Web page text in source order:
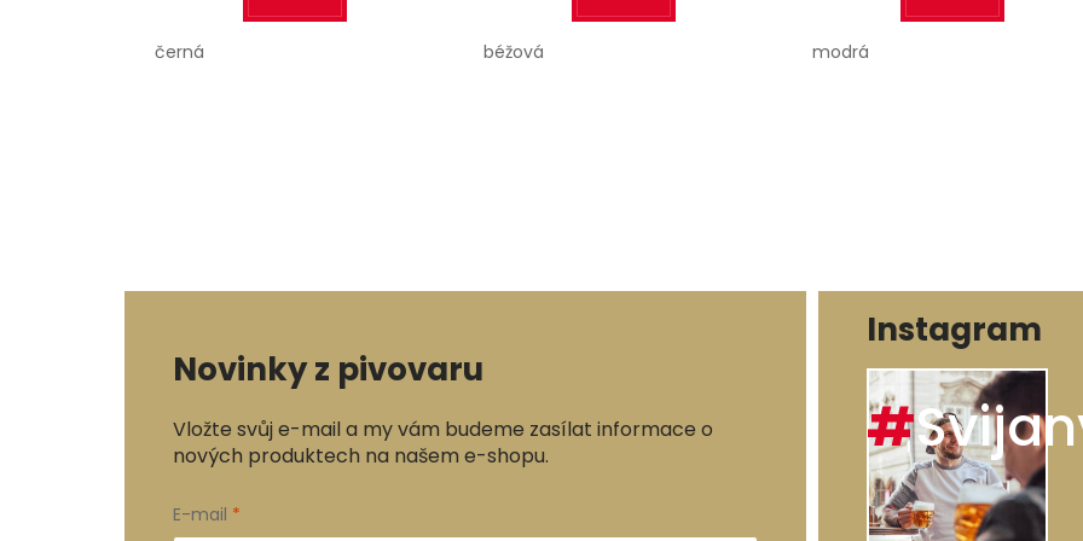
černá béžová modrá
Novinky z pivovaru
Vložte svůj e-mail a my vám budeme zasílat informace o
nových produktech na našem e-shopu.
E-mail
Instagram
#